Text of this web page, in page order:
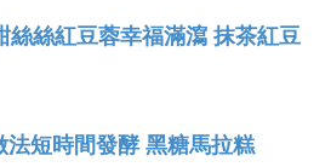
絲絲紅豆蓉幸福滿瀉 抹茶紅豆
法短時間發酵 黑糖馬拉糕